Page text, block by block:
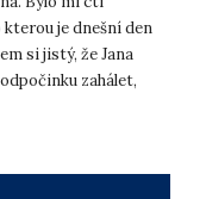
kterou je dnešní den
si jistý, že Jana
zahálet,